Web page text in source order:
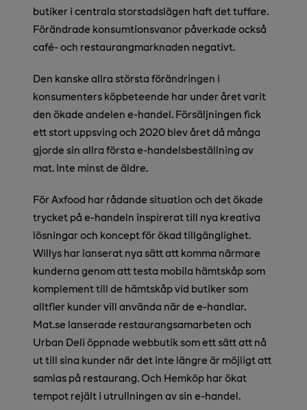
butiker i centrala storstadslägen haft det tuffare.
Förändrade konsumtionsvanor påverkade också
café- och restaurangmarknaden negativt.
Den kanske allra största förändringen i
konsumenters köpbeteende har under året varit
den ökade andelen e-handel. Försäljningen fick
ett stort uppsving och 2020 blev året då många
gjorde sin allra första e-handelsbeställning av
mat. Inte minst de äldre.
För Axfood har rådande situation och det ökade
trycket på e-handeln inspirerat till nya kreativa
lösningar och koncept för ökad tillgänglighet.
Willys har lanserat nya sätt att komma närmare
kunderna genom att testa mobila hämtskåp som
komplement till de hämtskåp vid butiker som
alltfler kunder vill använda när de e-handlar.
Mat.se lanserade restaurangsamarbeten och
Urban Deli öppnade webbutik som ett sätt att nå
ut till sina kunder när det inte längre är möjligt att
samlas på restaurang. Och Hemköp har ökat
tempot rejält i utrullningen av sin e-handel.